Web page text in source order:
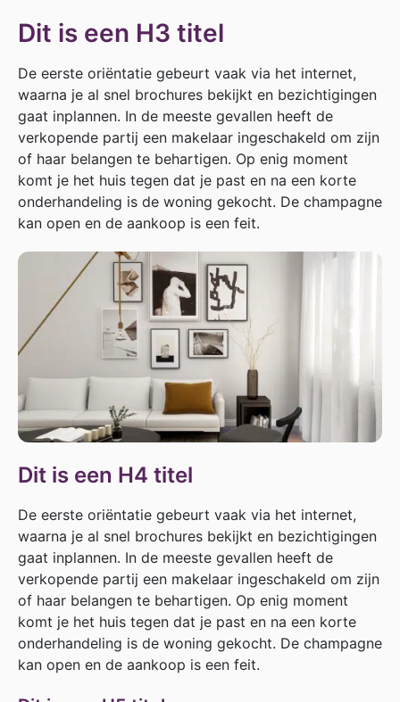
Dit is een H3 titel
De eerste oriëntatie gebeurt vaak via het internet,
waarna je al snel brochures bekijkt en bezichtigingen
gaat inplannen. In de meeste gevallen heeft de
verkopende partij een makelaar ingeschakeld om zijn
of haar belangen te behartigen. Op enig moment
komt je het huis tegen dat je past en na een korte
onderhandeling is de woning gekocht. De champagne
kan open en de aankoop is een feit.
Dit is een H4 titel
De eerste oriëntatie gebeurt vaak via het internet,
waarna je al snel brochures bekijkt en bezichtigingen
gaat inplannen. In de meeste gevallen heeft de
verkopende partij een makelaar ingeschakeld om zijn
of haar belangen te behartigen. Op enig moment
komt je het huis tegen dat je past en na een korte
onderhandeling is de woning gekocht. De champagne
kan open en de aankoop is een feit.